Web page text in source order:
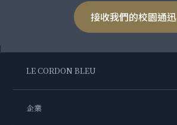
接收我們的校園通迅
LE CORDON BLEU
企業